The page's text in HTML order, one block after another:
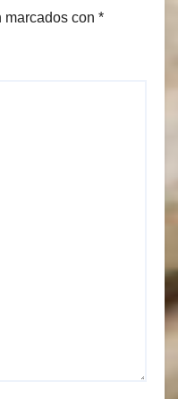
marcados con *